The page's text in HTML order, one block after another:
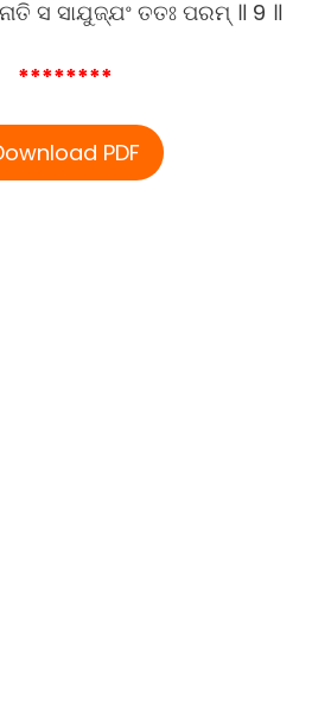
ସ ସାଯୁଜ୍ଯଂ ତତଃ ପରମ୍ ॥ 9 ॥
********
PDF